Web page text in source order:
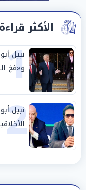
الأكثر قراءة
1
نبيل
و«فخ
2
نبيل
«عبادة